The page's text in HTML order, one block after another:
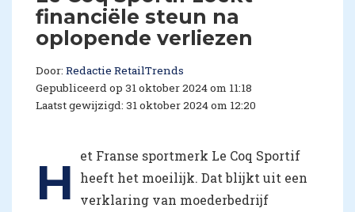
financiële steun na
oplopende verliezen
Door: Redactie RetailTrends
Gepubliceerd op 31 oktober 2024 om 11:18
Laatst gewijzigd: 31 oktober 2024 om 12:20
H
et Franse sportmerk Le Coq Sportif
heeft het moeilijk. Dat blijkt uit een
verklaring van moederbedrijf